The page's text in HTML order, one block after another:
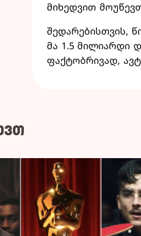
მიხედვით
შედარებისთვის,
მა 1.5 მილიარდი
ფაქტობრივად,